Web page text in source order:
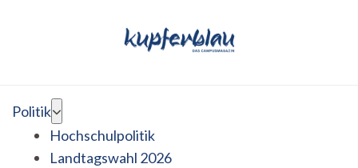
Politik
Hochschulpolitik
Landtagswahl 2026